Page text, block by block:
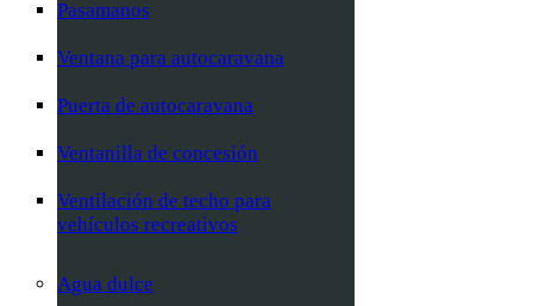
Pasamanos
Ventana para autocaravana
Puerta de autocaravana
Ventanilla de concesión
Ventilación de techo para
vehículos recreativos
Agua dulce